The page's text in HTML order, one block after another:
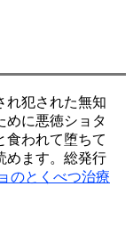
れ犯された無知
めに悪徳ショタ
食われて堕ちて
めます。総発行
のとくべつ治療